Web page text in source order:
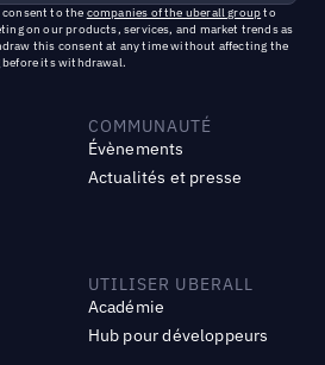
consent to the companies of the uberall groupto
on our products, services, and market trends as
this consent at any time without affecting the
its withdrawal.
COMMUNAUTÉ
Évènements
Actualités et presse
UTILISER UBERALL
Académie
Hub pour développeurs